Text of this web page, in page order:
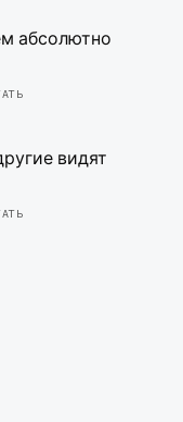
абсолютно
видят